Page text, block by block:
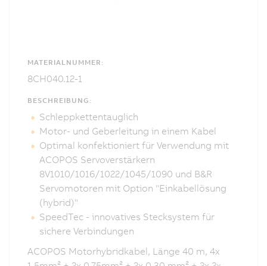
MATERIALNUMMER:
8CH040.12-1
BESCHREIBUNG:
Schleppkettentauglich
Motor- und Geberleitung in einem Kabel
Optimal konfektioniert für Verwendung mit
ACOPOS Servoverstärkern
8V1010/1016/1022/1045/1090 und B&R
Servomotoren mit Option "Einkabellösung
(hybrid)"
SpeedTec - innovatives Stecksystem für
sichere Verbindungen
ACOPOS Motorhybridkabel, Länge 40 m, 4x